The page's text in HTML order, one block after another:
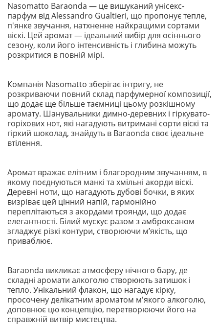
Nasomatto Baraonda — це вишуканий унісекс-
парфум від Alessandro Gualtieri, що пропонує тепле,
п'янке звучання, натхненне найкращими сортами
віскі. Цей аромат — ідеальний вибір для осіннього
сезону, коли його інтенсивність і глибина можуть
розкритися в повній мірі.
Компанія Nasomatto зберігає інтригу, не
розкриваючи повний склад парфумерної композиції,
що додає ще більше таємниці цьому розкішному
аромату. Шанувальники димно-деревних і гіркувато-
горіхових нот, які нагадують витримані сорти віскі та
гіркий шоколад, знайдуть в Baraonda своє ідеальне
втілення.
Аромат вражає елітним і благородним звучанням, в
якому поєднуються манкі та хмільні акорди віскі.
Деревні ноти, що нагадують дубові бочки, в яких
визріває цей цінний напій, гармонійно
переплітаються з акордами троянди, що додає
елегантності. Білий мускус разом з амброксаном
згладжує різкі контури, створюючи м’якість, що
приваблює.
Baraonda викликає атмосферу нічного бару, де
складні аромати алкоголю створюють затишок і
тепло. Унікальний флакон, що нагадує кірку,
просочену делікатним ароматом м'якого алкоголю,
доповнює цю концепцію, перетворюючи його на
справжній витвір мистецтва.